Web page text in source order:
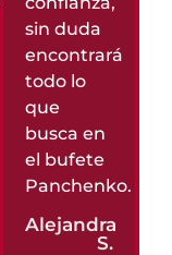
sin duda
encontrará
todo lo
que
busca en
el bufete
Panchenko.
Alejandra
S.